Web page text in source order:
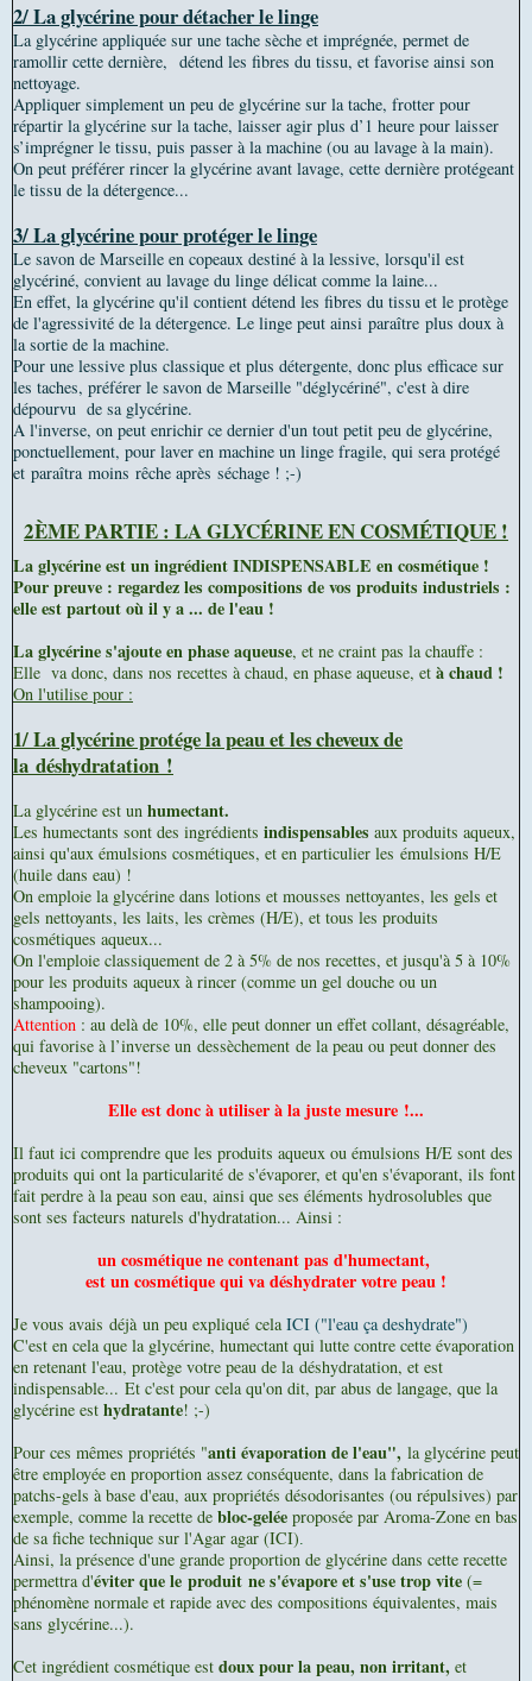
2/ La glycérine pour détacher le linge
La glycérine appliquée sur une tache sèche et imprégnée, permet de
ramollir cette dernière, détend les fibres du tissu, et favorise ainsi son
nettoyage.
Appliquer simplement un peu de glycérine sur la tache, frotter pour
répartir la glycérine sur la tache, laisser agir plus d’1 heure pour laisser
s’imprégner le tissu, puis passer à la machine (ou au lavage à la main).
On peut préférer rincer la glycérine avant lavage, cette dernière protégeant
le tissu de la détergence...
3/ La glycérine pour protéger le linge
Le savon de Marseille en copeaux destiné à la lessive, lorsqu'il est
glycériné, convient au lavage du linge délicat comme la laine...
En effet, la glycérine qu'il contient détend les fibres du tissu et le protège
de l'agressivité de la détergence. Le linge peut ainsi paraître plus doux à
la sortie de la machine.
Pour une lessive plus classique et plus détergente, donc plus efficace sur
les taches, préférer le savon de Marseille "déglycériné", c'est à dire
dépourvu de sa glycérine.
A l'inverse, on peut enrichir ce dernier d'un tout petit peu de glycérine,
ponctuellement, pour laver en machine un linge fragile, qui sera protégé
et paraîtra moins rêche après séchage ! ;-)
2ÈME PARTIE : LA GLYCÉRINE EN COSMÉTIQUE !
La glycérine est un ingrédient INDISPENSABLE en cosmétique !
Pour preuve : regardez les compositions de vos produits industriels :
elle est partout où il y a ... de l'eau !
La glycérine s'ajoute en phase aqueuse, et ne craint pas la chauffe :
Elle va donc, dans nos recettes à chaud, en phase aqueuse, et à chaud !
On l'utilise pour :
1/ La glycérine protége la peau et les cheveuxde
la déshydratation !
La glycérine est un humectant.
Les humectants sont des ingrédients indispensables aux produits aqueux,
ainsi qu'aux émulsions cosmétiques, et en particulier les émulsions H/E
(huile dans eau) !
On emploie la glycérine dans lotions et mousses nettoyantes, les gels et
gels nettoyants, les laits, les crèmes (H/E), et tous les produits
cosmétiques aqueux...
On l'emploie classiquement de 2 à 5% de nos recettes, et jusqu'à 5 à 10%
pour les produits aqueux à rincer (comme un gel douche ou un
shampooing).
Attention : au delà de 10%, elle peut donner un effet collant, désagréable,
qui favorise à l’inverse un dessèchement de la peau ou peut donner des
cheveux "cartons"!
Elle est donc à utiliser à la juste mesure !...
Il faut ici comprendre que les produits aqueux ou émulsions H/E sont des
produits qui ont la particularité de s'évaporer, et qu'en s'évaporant, ils font
fait perdre à la peau son eau, ainsi que ses éléments hydrosolubles que
sont ses facteurs naturels d'hydratation... Ainsi :
un cosmétique ne contenant pas d'humectant,
est un cosmétique qui va déshydrater votre peau !
Je vous avais déjà un peu expliqué celaICI ("l'eau ça deshydrate")
C'est en cela que la glycérine, humectant qui lutte contre cette évaporation
en retenant l'eau, protège votre peau de la déshydratation, et est
indispensable... Et c'est pour cela qu'on dit, par abus de langage, que la
glycérine est hydratante! ;-)
Pour ces mêmes propriétés "anti évaporation de l'eau", la glycérine peut
être employée en proportion assez conséquente, dans la fabrication de
patchs-gels à base d'eau, aux propriétés désodorisantes (ou répulsives) par
exemple, comme la recette de bloc-gelée proposée par Aroma-Zone en bas
de sa fiche technique sur l'Agar agar (ICI).
Ainsi, la présence d'une grande proportion de glycérine dans cette recette
permettra d'éviter que le produit ne s'évapore et s'use trop vite (=
phénomène normale et rapide avec des compositions équivalentes, mais
sans glycérine...).
Cet ingrédient cosmétique est doux pour la peau, non irritant, et